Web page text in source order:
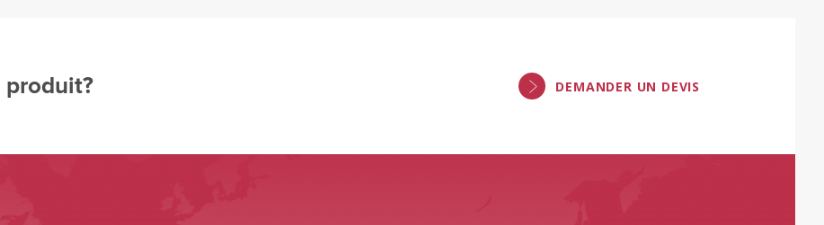
produit? DEMANDER UN DEVIS